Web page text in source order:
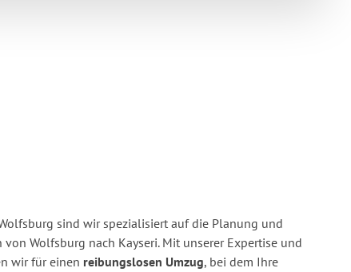
sind wir spezialisiert auf die Planung und
Wolfsburg nach Kayseri. Mit unserer Expertise und
wir für einen reibungslosen Umzug, bei dem Ihre